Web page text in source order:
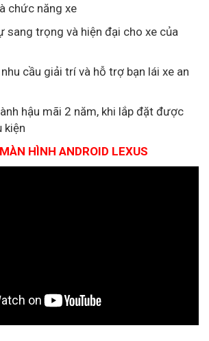
chức năng xe
sang trọng và hiện đại cho xe của
cầu giải trí và hỗ trợ bạn lái xe an
hậu mãi 2 năm, khi lắp đặt được
kiện
HÌNH ANDROID LEXUS